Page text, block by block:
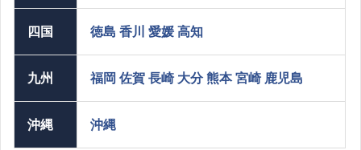
四国 徳島 香川 愛媛 高知
九州 福岡 佐賀 長崎 大分 熊本 宮崎 鹿児島
沖縄 沖縄